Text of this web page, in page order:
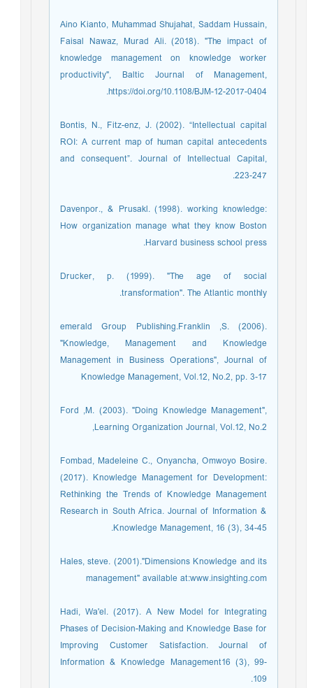
Aino Kianto, Muhammad Shujahat, Saddam Hussain,
Faisal Nawaz, Murad Ali. (2018). "The impact of
knowledge management on knowledge worker
productivity", Baltic Journal of Management,
https://doi.org/10.1108/BJM-12-2017-0404.
Bontis, N., Fitz-enz, J. (2002). “Intellectual capital
ROI: A current map of human capital antecedents
and consequent”. Journal of Intellectual Capital,
223-247.
Davenpor., & Prusakl. (1998). working knowledge:
How organization manage what they know Boston
Harvard business school press.
Drucker, p. (1999). "The age of social
transformation". The Atlantic monthly.
emerald Group Publishing.Franklin ,S. (2006).
"Knowledge, Management and Knowledge
Management in Business Operations", Journal of
Knowledge Management, Vol.12, No.2, pp. 3-17
Ford ,M. (2003). "Doing Knowledge Management",
Learning Organization Journal, Vol.12, No.2,
Fombad, Madeleine C., Onyancha, Omwoyo Bosire.
(2017). Knowledge Management for Development:
Rethinking the Trends of Knowledge Management
Research in South Africa. Journal of Information &
Knowledge Management, 16 (3), 34-45.
Hales, steve. (2001)."Dimensions Knowledge and its
management" available at:www.insighting.com
Hadi, Wa'el. (2017). A New Model for Integrating
Phases of Decision-Making and Knowledge Base for
Improving Customer Satisfaction. Journal of
Information & Knowledge Management16 (3), 99-
109.